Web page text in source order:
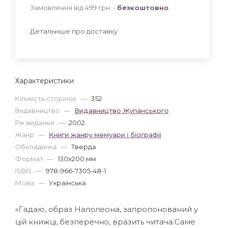
Характеристики
Кількість сторінок — 352
Видавництво — Видавництво Жупанського
Рік видання — 2002
Жанр — Книги жанру мемуари і біографії
Обкладинка — Тверда
Формат — 130x200 мм
ISBN — 978-966-7305-48-1
Мова — Українська
Замовлення від 499 грн. - безкоштовно
Детальніше про доставку
«Гадаю, образ Наполеона, запропонований у
цій книжці, безперечно, вразить читача.Саме